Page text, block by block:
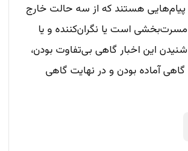
هستند که از سه حالت خارج
مسرت‌بخشی است یا نگران‌کننده و یا
شنیدن این اخبار گاهی بی‌تفاوت بودن،
گاهی آماده بودن و در نهایت گاهی